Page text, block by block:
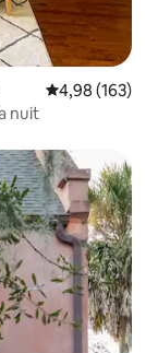
Évaluation
4,98 (163)
nuit